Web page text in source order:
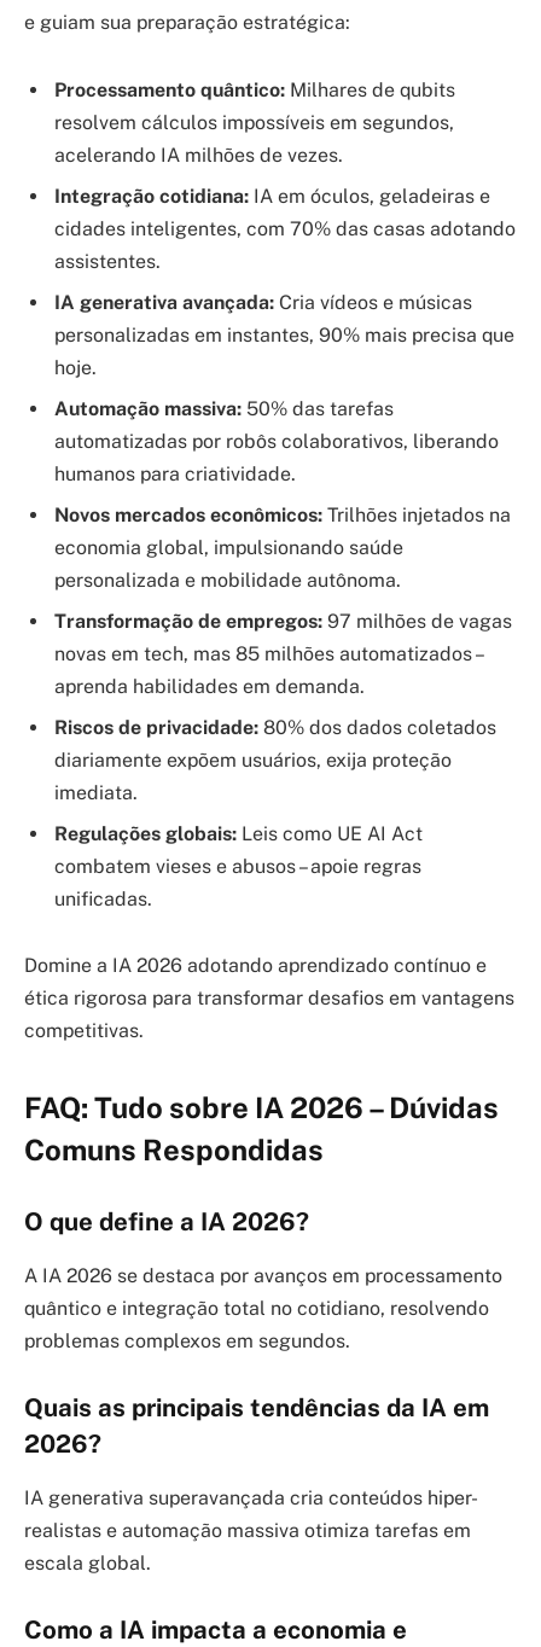
e guiam sua preparação estratégica:
Processamento quântico: Milhares de qubits
resolvem cálculos impossíveis em segundos,
acelerando IA milhões de vezes.
Integração cotidiana: IA em óculos, geladeiras e
cidades inteligentes, com 70% das casas adotando
assistentes.
IA generativa avançada: Cria vídeos e músicas
personalizadas em instantes, 90% mais precisa que
hoje.
Automação massiva: 50% das tarefas
automatizadas por robôs colaborativos, liberando
humanos para criatividade.
Novos mercados econômicos: Trilhões injetados na
economia global, impulsionando saúde
personalizada e mobilidade autônoma.
Transformação de empregos: 97 milhões de vagas
novas em tech, mas 85 milhões automatizados –
aprenda habilidades em demanda.
Riscos de privacidade: 80% dos dados coletados
diariamente expõem usuários, exija proteção
imediata.
Regulações globais: Leis como UE AI Act
combatem vieses e abusos – apoie regras
unificadas.
Domine a IA 2026 adotando aprendizado contínuo e
ética rigorosa para transformar desafios em vantagens
competitivas.
FAQ: Tudo sobre IA 2026 – Dúvidas
Comuns Respondidas
O que define a IA 2026?
A IA 2026 se destaca por avanços em processamento
quântico e integração total no cotidiano, resolvendo
problemas complexos em segundos.
Quais as principais tendências da IA em
2026?
IA generativa superavançada cria conteúdos hiper-
realistas e automação massiva otimiza tarefas em
escala global.
Como a IA impacta a economia e